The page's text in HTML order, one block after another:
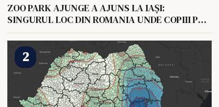
ZOO PARK AJUNGE A AJUNS LA IAȘI:
SINGURUL LOC DIN ROMANIA UNDE COPIII POT
HRANI UN ELEFANT